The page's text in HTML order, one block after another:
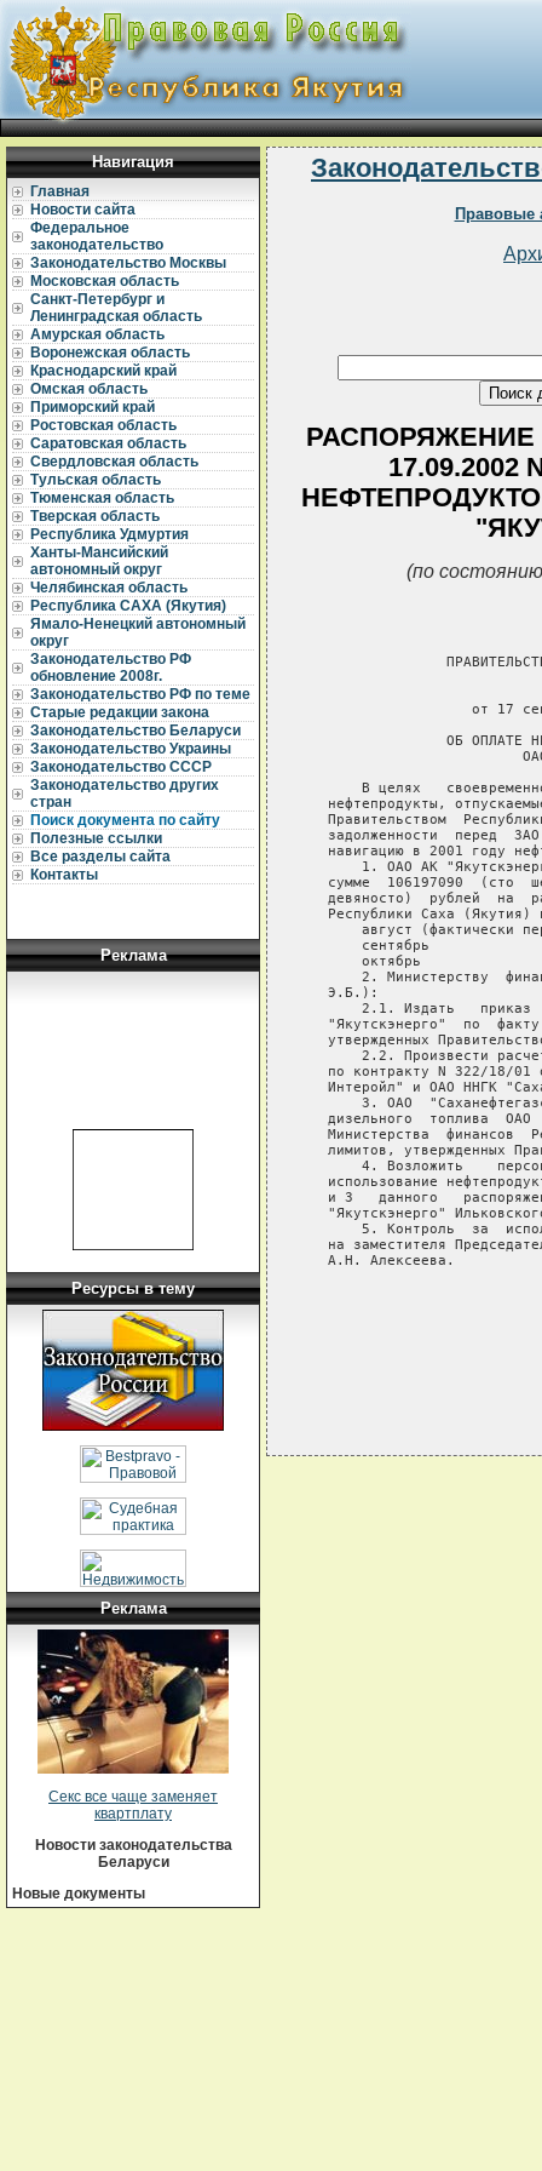
Навигация
Главная
Новости сайта
Федеральное
законодательство
Законодательство Москвы
Московская область
Санкт-Петербург и
Ленинградская область
Амурская область
Воронежская область
Краснодарский край
Омская область
Приморский край
Ростовская область
Саратовская область
Свердловская область
Тульская область
Тюменская область
Тверская область
Республика Удмуртия
Ханты-Мансийский
автономный округ
Челябинская область
Республика САХА (Якутия)
Ямало-Ненецкий автономный
округ
Законодательство РФ
обновление 2008г.
Законодательство РФ по теме
Старые редакции закона
Законодательство Беларуси
Законодательство Украины
Законодательство СССР
Законодательство других
стран
Поиск документа по сайту
Полезные ссылки
Все разделы сайта
Контакты
Реклама
Ресурсы в тему
Реклама
Секс все чаще заменяет
квартплату
Новости законодательства
Беларуси
Новые документы
Правовые
РАСПОРЯЖЕНИЕ
17.09.2002
(по
от 17
ОБ ОПЛАТЕ
В целях
нефтепродукты,
Правительством
задолженности  перед
навигацию в 2001 году
1. ОАО АК
сумме  106197090  (сто
девяносто)  рублей  на
Республики Саха (Якутия)
август (фактически
сентябрь
октябрь
2. Министерству
   Э.Б.):
2.1. Издать   приказ
"Якутскэнерго"  по
утвержденных
2.2. Произвести
по контракту N 322/18/01
Интеройл" и ОАО ННГК
3. ОАО
дизельного  топлива  ОАО
Министерства  финансов
лимитов, утвержденных
4. Возложить
использование
и 3   данного
"Якутскэнерго"
5. Контроль  за
на заместителя
   А.Н. Алексеева.